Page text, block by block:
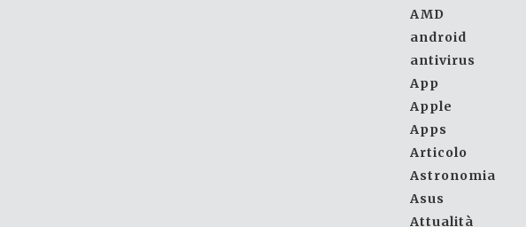
AMD
android
antivirus
App
Apple
Apps
Articolo
Astronomia
Asus
Attualità